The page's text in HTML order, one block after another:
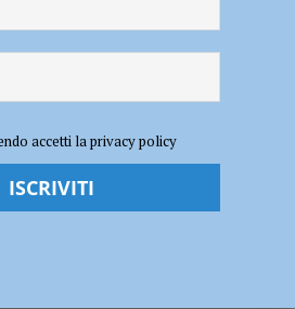
il trend positivo
La Pallavolo San
accetti la privacy policy